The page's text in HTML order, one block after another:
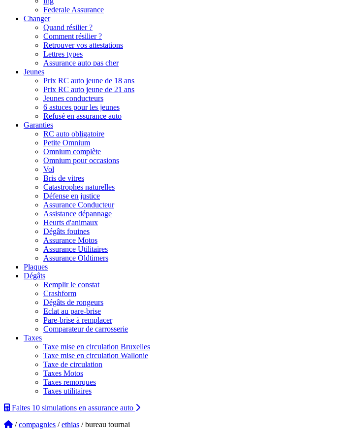
Federale Assurance
Changer
Quand résilier ?
Comment résilier ?
Retrouver vos attestations
Lettres types
Assurance auto pas cher
Jeunes
Prix RC auto jeune de 18 ans
Prix RC auto jeune de 21 ans
Jeunes conducteurs
6 astuces pour les jeunes
Refusé en assurance auto
Garanties
RC auto obligatoire
Petite Omnium
Omnium complète
Omnium pour occasions
Vol
Bris de vitres
Catastrophes naturelles
Défense en justice
Assurance Conducteur
Assistance dépannage
Heurts d'animaux
Dégâts fouines
Assurance Motos
Assurance Utilitaires
Assurance Oldtimers
Plaques
Dégâts
Remplir le constat
Crashform
Dégâts de rongeurs
Eclat au pare-brise
Pare-brise à remplacer
Comparateur de carrosserie
Taxes
Taxe mise en circulation Bruxelles
Taxe mise en circulation Wallonie
Taxe de circulation
Taxes Motos
Taxes remorques
Taxes utilitaires
Faites 10 simulations en assurance auto
/compagnies /ethias / bureau tournai